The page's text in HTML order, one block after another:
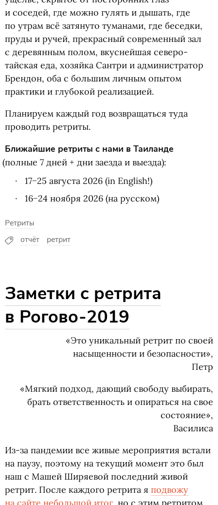
и соседей, где можно гулять и дышать, где
по утрам всё затянуто туманами, где беседки,
пруды и ручей, прекрасный современный зал
с деревянным полом, вкуснейшая северо-
тайская еда, хозяйка Сантри и администратор
Брендон, оба с большим личным опытом
практики и глубокой реализацией.
Планируем каждый год возвращаться туда
проводить ретриты.
Ближайшие ретриты с нами в Таиланде
(полные 7 дней + дни заезда и выезда):
17−25 августа 2026 (in English!)
16−24 ноября 2026 (на русском)
Ретриты
отчёт
ретрит
Заметки с ретрита
в Рогово-2019
«Это уникальный ретрит по своей
насыщенности и безопасности»,
Петр
«Мягкий подход, дающий свободу выбирать,
брать ответственность и опираться на свое
состояние»,
Василиса
Из-за пандемии все живые мероприятия встали
на паузу, поэтому на текущий момент это был
наш с Машей Ширяевой последний живой
ретрит. После каждого ретрита я подвожу